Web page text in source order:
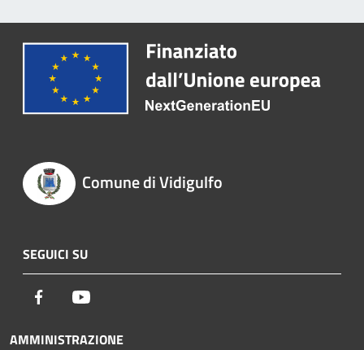
Comune di Vidigulfo
SEGUICI SU
Facebook
AMMINISTRAZIONE